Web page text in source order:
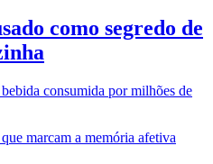
como segredo de
consumida por milhões de